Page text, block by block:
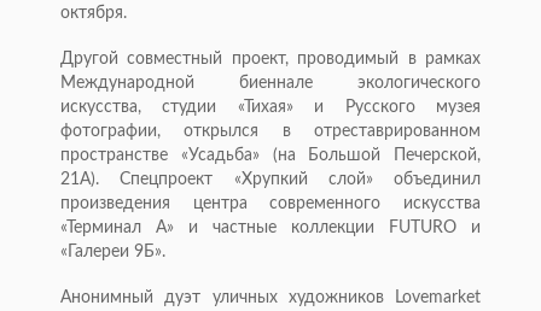
октября.
Другой совместный проект, проводимый в рамках
Международной биеннале экологического
искусства, студии «Тихая» и Русского музея
фотографии, открылся в отреставрированном
пространстве «Усадьба» (на Большой Печерской,
21А). Спецпроект «Хрупкий слой» объединил
произведения центра современного искусства
«Терминал А» и частные коллекции FUTURO и
«Галереи 9Б».
Анонимный дуэт уличных художников Lovemarket